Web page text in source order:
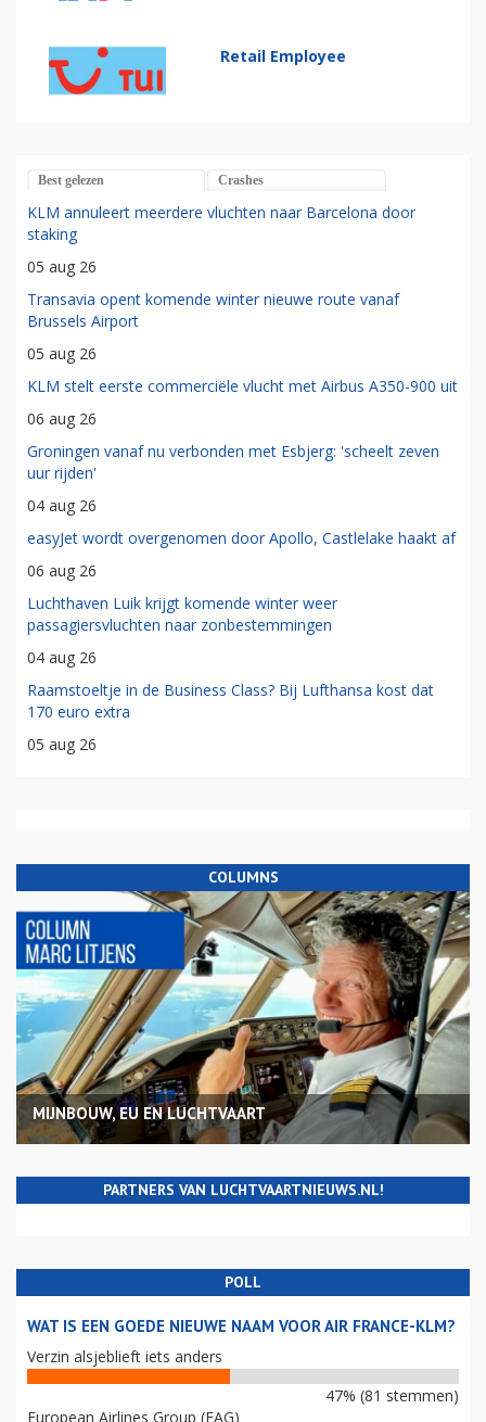
Retail Employee
Best gelezen Crashes
KLM annuleert meerdere vluchten naar Barcelona door
staking
05 aug 26
Transavia opent komende winter nieuwe route vanaf
Brussels Airport
05 aug 26
KLM stelt eerste commerciële vlucht met Airbus A350-900 uit
06 aug 26
Groningen vanaf nu verbonden met Esbjerg: 'scheelt zeven
uur rijden'
04 aug 26
easyJet wordt overgenomen door Apollo, Castlelake haakt af
06 aug 26
Luchthaven Luik krijgt komende winter weer
passagiersvluchten naar zonbestemmingen
04 aug 26
Raamstoeltje in de Business Class? Bij Lufthansa kost dat
170 euro extra
05 aug 26
COLUMNS
MIJNBOUW, EU EN LUCHTVAART
PARTNERS VAN LUCHTVAARTNIEUWS.NL!
POLL
WAT IS EEN GOEDE NIEUWE NAAM VOOR AIR FRANCE-KLM?
Verzin alsjeblieft iets anders
47% (81 stemmen)
European Airlines Group (EAG)